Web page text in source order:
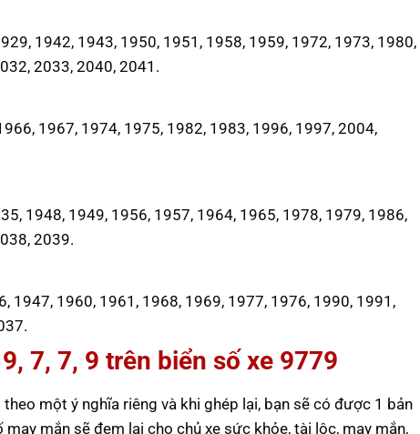
1942, 1943, 1950, 1951, 1958, 1959, 1972, 1973, 1980,
2033, 2040, 2041.
1967, 1974, 1975, 1982, 1983, 1996, 1997, 2004,
1948, 1949, 1956, 1957, 1964, 1965, 1978, 1979, 1986,
2039.
1947, 1960, 1961, 1968, 1969, 1977, 1976, 1990, 1991,
7, 7, 9 trên biển số xe 9779
một ý nghĩa riêng và khi ghép lại, bạn sẽ có được 1 bản
mắn sẽ đem lại cho chủ xe sức khỏe, tài lộc, may mắn,